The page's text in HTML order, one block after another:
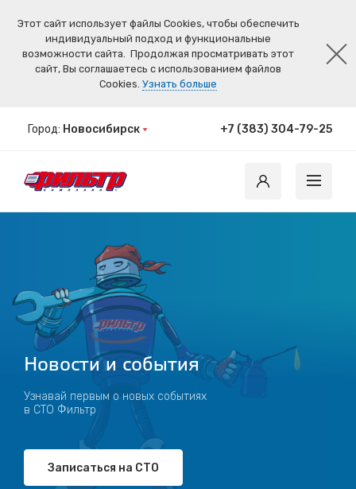
Этот сайт использует файлы Cookies, чтобы обеспечить
индивидуальный подход и функциональные
возможности сайта. Продолжая просматривать этот
сайт, Вы соглашаетесь с использованием файлов
Cookies. Узнать больше
Город: Новосибирск +7 (383) 304-79-25
Новости и события
Узнавай первым о новых событиях
в СТО Фильтр
Записаться на СТО